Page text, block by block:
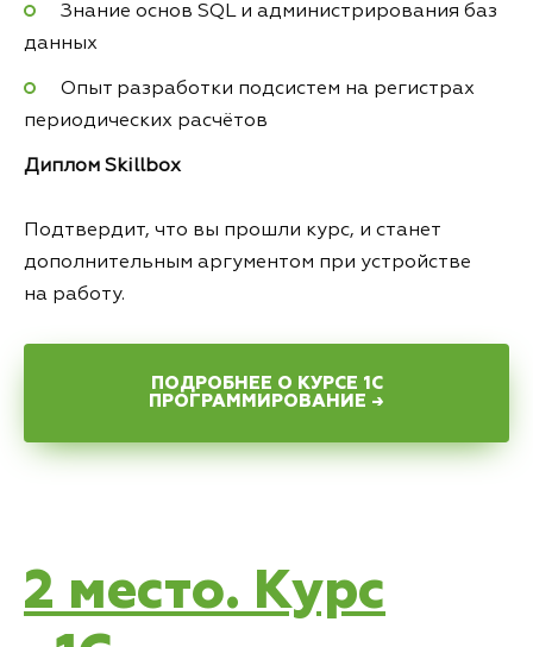
Знание основ SQL и администрирования баз
данных
Опыт разработки подсистем на регистрах
периодических расчётов
Диплом Skillbox
Подтвердит, что вы прошли курс, и станет
дополнительным аргументом при устройстве
на работу.
ПОДРОБНЕЕ О КУРСЕ 1С
ПРОГРАММИРОВАНИЕ →
2 место. Курс